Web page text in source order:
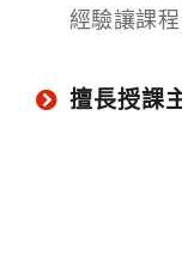
經驗讓課
擅長授課